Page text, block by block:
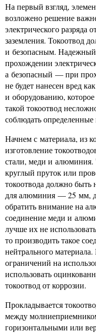
На первый взгляд,
возложено решение
электрического разряда
заземления. Токоотвод
и безопасным.
прохождении
а безопасный — при
не будет нанесен вред
и оборудованию,
такой токоотвод
соблюдать определенные
Начнем с материала, из
изготовление
стали, меди и алюминия.
круглый пруток или
токоотвода должно
для алюминия — 25 мм,
обратить внимание на
соединение меди и
лучше их не
то производить такое
нейтрального
ограничений на
использовать
токоотвод от коррозии.
Прокладывается
между
горизонтальными или